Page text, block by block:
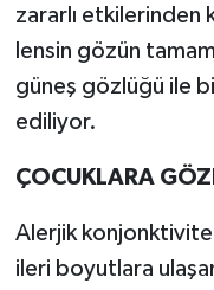
zararlı etkilerinden
lensin gözün
güneş gözlüğü ile
ediliyor.
ÇOCUKLARA
Alerjik
ileri boyutlara